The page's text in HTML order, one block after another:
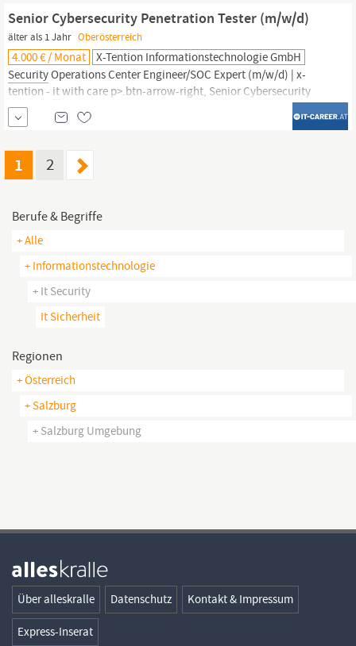
Senior Cybersecurity Penetration Tester (m/w/d)
älter als 1 Jahr Oberösterreich
4.000 € / Monat
X-Tention Informationstechnologie GmbH
SecurityOperations Center Engineer/SOC Expert (m/w/d) | x-
tention - itwith care p>.btn-arrow-right, Senior Cybersecurity
Penetration Tester (m/w/d) Graz, Klagenfurt,
Peter/Au, Wels, Wien Intro Deine persönliche Ansprechpartnerin
der E-Mail...
1 2
Berufe & Begriffe
+ Alle
+ Informationstechnologie
+ It Security
It Sicherheit
Regionen
+ Österreich
+ Salzburg
+ Salzburg Umgebung
Über alleskralle Datenschutz Kontakt & Impressum
Express-Inserat